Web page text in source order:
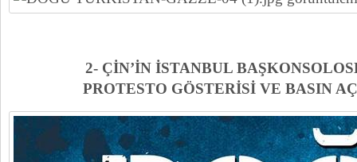
2- ÇİN’İN İSTANBUL
PROTESTO GÖSTERİSİ VE BASIN